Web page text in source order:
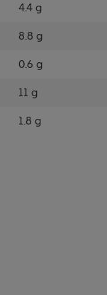
4.4 g
8.8 g
0.6 g
11 g
1.8 g